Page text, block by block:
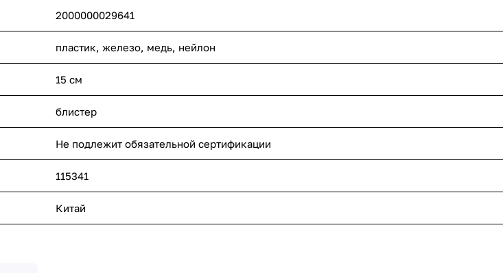
2000000029641
пластик, железо, медь, нейлон
15 см
блистер
Не подлежит обязательной сертификации
115341
Китай